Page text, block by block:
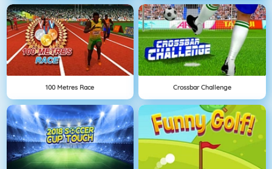
100 Metres Race Crossbar Challenge